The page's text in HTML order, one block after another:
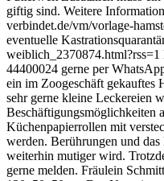
giftig sind. Weitere
verbindet.de/vm/vorlage-
eventuelle
weiblich_2370874.html?rss=1
44400024 gerne per
ein im Zoogeschäft gekauftes
sehr gerne kleine Leckereien
Beschäftigungsmöglichkeiten
Küchenpapierrollen mit
werden. Berührungen und
weiterhin mutiger wird.
gerne melden. Fräulein